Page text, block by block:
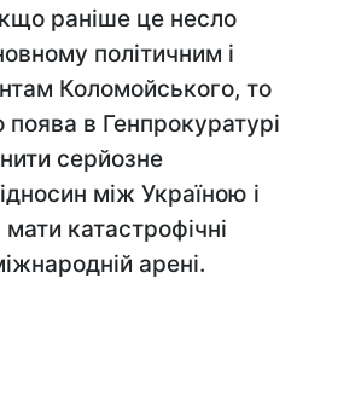
раніше це несло
політичним і
Коломойського, то
поява в Генпрокуратурі
серйозне
між Україною і
катастрофічні
арені.